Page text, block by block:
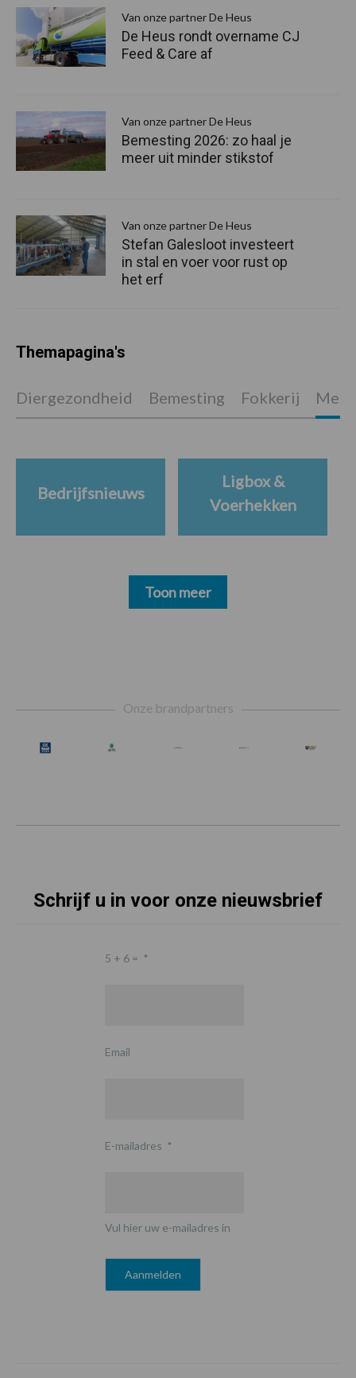
Van onze partner De Heus
De Heus rondt overname CJ
Feed & Care af
Van onze partner De Heus
Bemesting 2026: zo haal je
meer uit minder stikstof
Van onze partner De Heus
Stefan Galesloot investeert
in stal en voer voor rust op
het erf
Themapagina's
Diergezondheid Bemesting Fokkerij
Bedrijfsnieuws
Ligbox &
Voerhekken
Toon meer
Onze brandpartners
Schrijf u in voor onze nieuwsbrief
5 + 6 = *
Email
E-mailadres *
Vul hier uw e-mailadres in